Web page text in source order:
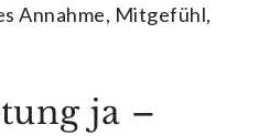
Annahme, Mitgefühl,
ja –